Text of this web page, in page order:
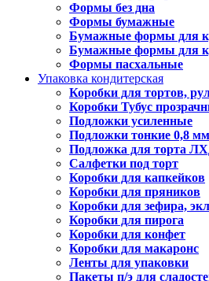
Формы без дна
Формы бумажные
Бумажные формы для
Бумажные формы для
Формы пасхальные
Упаковка кондитерская
Коробки для тортов,
Коробки Тубус
Подложки усиленные
Подложки тонкие 0,8
Подложка для торта
Салфетки под торт
Коробки для капкейков
Коробки для пряников
Коробки для зефира,
Коробки для пирога
Коробки для конфет
Коробки для макаронс
Ленты для упаковки
Пакеты п/э для